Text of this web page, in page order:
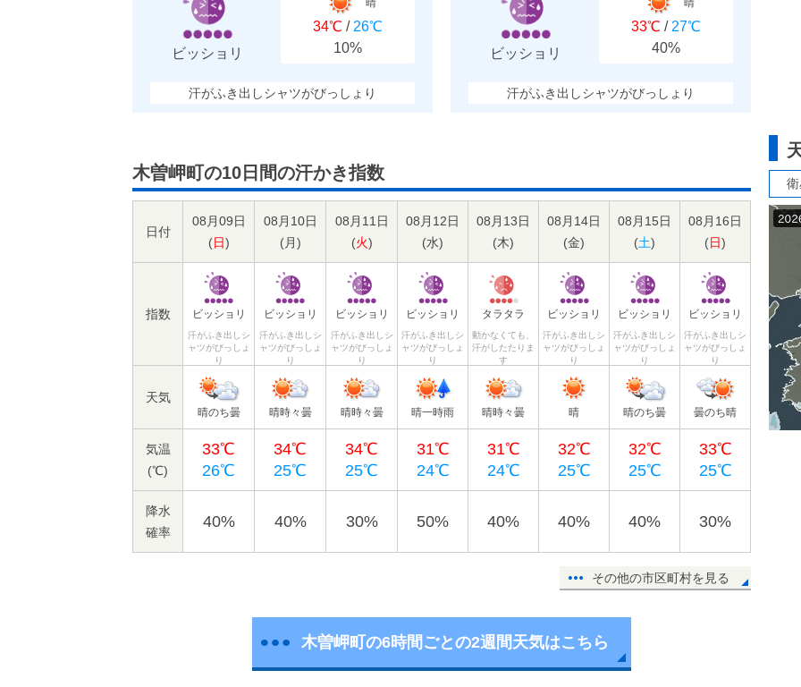
ビッショリ
晴
34℃ / 26℃
10%
汗がふき出しシャツがびっしょり
ビッショリ
晴
33℃ / 27℃
40%
汗がふき出しシャツがびっしょり
木曽岬町の10日間の汗かき指数
日付
08月09日
(日)
08月10日
(月)
08月11日
(火)
08月12日
(水)
08月13日
(木)
08月14日
(金)
08月15日
(土)
08月16日
(日)
指数 ビッショリ
汗がふき出しシ
ャツがびっしょ
り
ビッショリ
汗がふき出しシ
ャツがびっしょ
り
ビッショリ
汗がふき出しシ
ャツがびっしょ
り
ビッショリ
汗がふき出しシ
ャツがびっしょ
り
タラタラ
動かなくても、
汗がしたたりま
す
ビッショリ
汗がふき出しシ
ャツがびっしょ
り
ビッショリ
汗がふき出しシ
ャツがびっしょ
り
ビッショリ
汗がふき出しシ
ャツがびっしょ
り
天気
晴のち曇 晴時々曇 晴時々曇 晴一時雨 晴時々曇 晴 晴のち曇 曇のち晴
気温
(℃)
33℃
26℃
34℃
25℃
34℃
25℃
31℃
24℃
31℃
24℃
32℃
25℃
32℃
25℃
33℃
25℃
降水
確率
40% 40% 30% 50% 40% 40% 40% 30%
その他の市区町村を見る
木曽岬町の6時間ごとの2週間天気はこちら